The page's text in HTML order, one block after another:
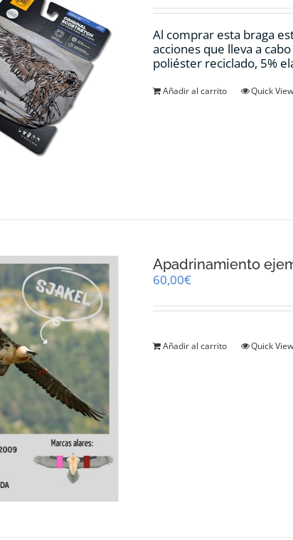
Al comprar esta braga
acciones que lleva a
poliéster reciclado, 5%
Añadir al carrito Quick View
Apadrinamiento
60,00€
Añadir al carrito Quick View